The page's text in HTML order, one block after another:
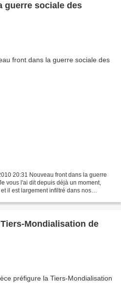
guerre sociale des
20:31 Nouveau front dans la guerre
vous l'ai dit depuis déjà un moment,
il est largement infiltré dans nos
Mondialisation de